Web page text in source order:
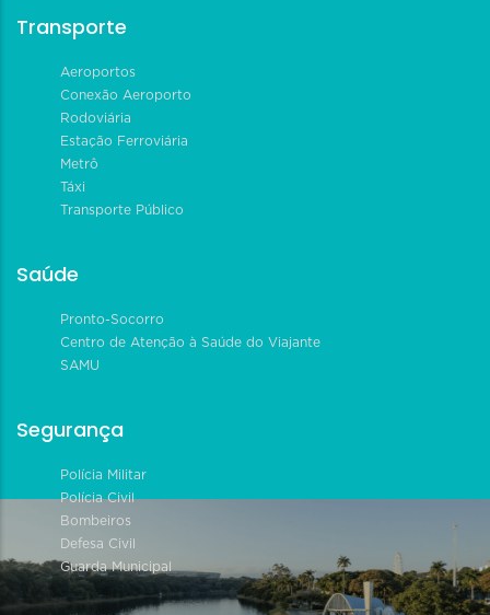
Transporte
Aeroportos
Conexão Aeroporto
Rodoviária
Estação Ferroviária
Metrô
Táxi
Transporte Público
Saúde
Pronto-Socorro
Centro de Atenção à Saúde do Viajante
SAMU
Segurança
Polícia Militar
Polícia Civil
Bombeiros
Defesa Civil
Guarda Municipal